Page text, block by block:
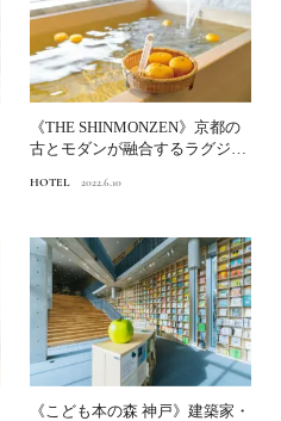
《THE SHINMONZEN》京都の
古とモダンが融合するラグジュ
HOTEL 2022.6.10
《こども本の森 神戸》建築家・